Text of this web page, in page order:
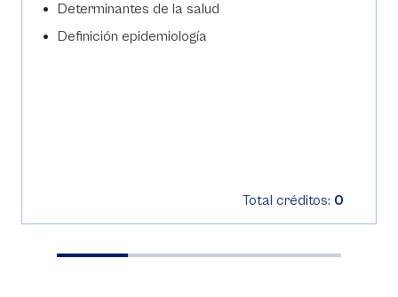
Determinantes de la salud
Definición epidemiología
Total créditos: 0